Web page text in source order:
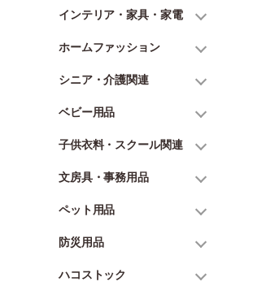
インテリア・家具・家電
ホームファッション
シニア・介護関連
ベビー用品
子供衣料・スクール関連
文房具・事務用品
ペット用品
防災用品
ハコストック